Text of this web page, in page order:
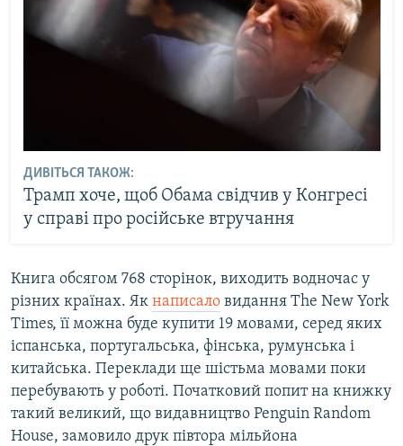
ДИВІТЬСЯ ТАКОЖ:
Трамп хоче, щоб Обама свідчив у Конгресі
у справі про російське втручання
Книга обсягом 768 сторінок, виходить водночас у
різних країнах. Як написало видання The New York
Times, її можна буде купити 19 мовами, серед яких
іспанська, португальська, фінська, румунська і
китайська. Переклади ще шістьма мовами поки
перебувають у роботі. Початковий попит на книжку
такий великий, що видавництво Penguin Random
House, замовило друк півтора мільйона